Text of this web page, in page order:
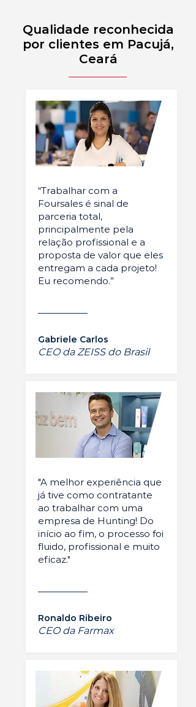
Qualidade reconhecida
por clientes em Pacujá,
Ceará
“Trabalhar com a
Foursales é sinal de
parceria total,
principalmente pela
relação profissional e a
proposta de valor que eles
entregam a cada projeto!
Eu recomendo.”
Gabriele Carlos
CEO da ZEISS do Brasil
"A melhor experiência que
já tive como contratante
ao trabalhar com uma
empresa de Hunting! Do
início ao fim, o processo foi
fluido, profissional e muito
eficaz."
Ronaldo Ribeiro
CEO da Farmax